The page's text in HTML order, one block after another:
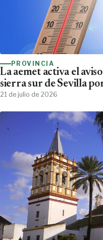
PROVINCIA
La aemet activa el
sierra sur de Sevilla
21 de julio de 2026